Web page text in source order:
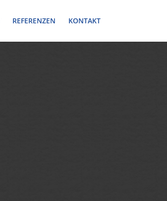
REFERENZEN KONTAKT